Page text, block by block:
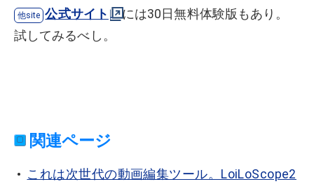
公式サイト
には30日無料体験版もあり。
試してみるべし。
関連ページ
これは次世代の動画編集ツール。LoiLoScope2